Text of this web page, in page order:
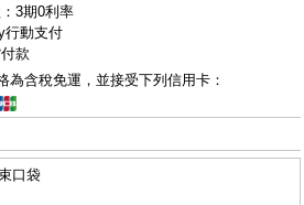
3期0利率
行動支付
款
為含稅免運，並接受下列信用卡：
口袋